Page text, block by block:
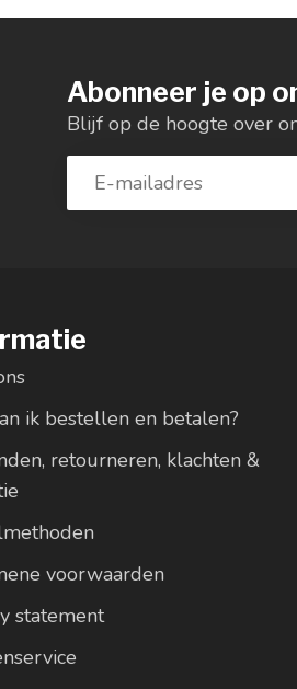
Abonneer je op
Blijf op de hoogte over
ik bestellen en betalen?
retourneren, klachten &
voorwaarden
statement